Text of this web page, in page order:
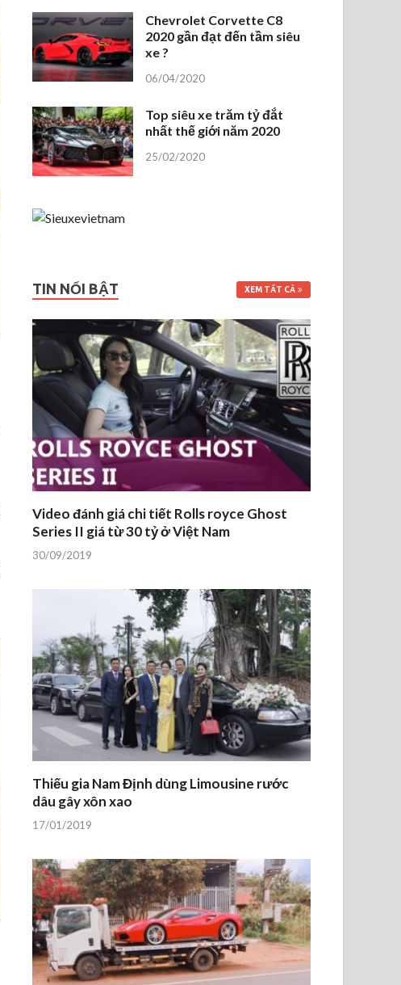
Chevrolet Corvette C8
2020 gần đạt đến tầm siêu
xe ?
06/04/2020
Top siêu xe trăm tỷ đắt
nhất thế giới năm 2020
25/02/2020
TIN NỔI BẬT XEM TẤT CẢ
Video đánh giá chi tiết Rolls royce Ghost
Series II giá từ 30 tỷ ở Việt Nam
30/09/2019
Thiếu gia Nam Định dùng Limousine rước
dâu gây xôn xao
17/01/2019